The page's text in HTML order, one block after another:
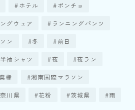
ホテル ポンチョ
グウェア ランニングパンツ
ン 冬 前日
半袖シャツ 夜 夜ラン
権 湘南国際マラソン
川県 花粉 茨城県 雨